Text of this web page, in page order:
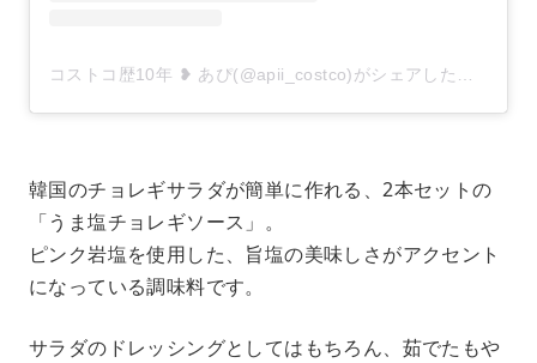
コストコ歴10年 ❥ あぴ(@apii_costco)がシェアした投稿
韓国のチョレギサラダが簡単に作れる、2本セットの
「うま塩チョレギソース」。
ピンク岩塩を使用した、旨塩の美味しさがアクセント
になっている調味料です。
サラダのドレッシングとしてはもちろん、茹でたもや